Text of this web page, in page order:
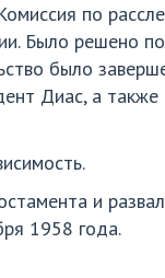
по
Было решено
было
Диас, а также
и
1958 года.